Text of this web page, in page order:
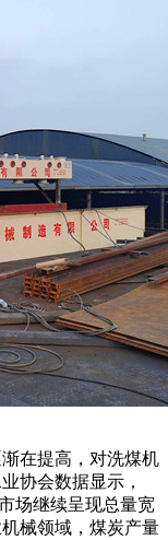
在提高，对洗煤机
协会数据显示，
场继续呈现总量宽
械领域，煤炭产量